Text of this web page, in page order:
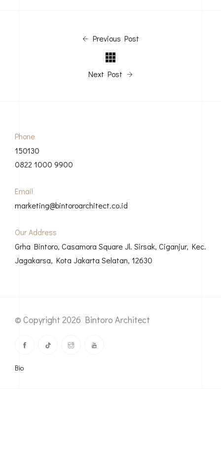
Previous Post
Next Post
Phone
150130
0822 1000 9900
Email
marketing@bintoroarchitect.co.id
Our Address
Grha Bintoro, Casamora Square Jl. Sirsak, Ciganjur, Kec.
Jagakarsa, Kota Jakarta Selatan, 12630
© Copyright 2026 Bintoro Architect
Bio